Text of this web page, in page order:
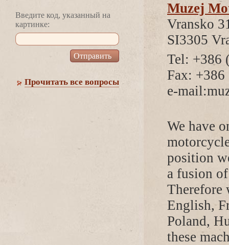
едите код, указанный на
картинке:
Прочитать все вопросы
Muzej
Vransko
SI3305
Tel: +386
Fax:
e-
We have
position
a fusion
Therefore
English,
Poland,
these